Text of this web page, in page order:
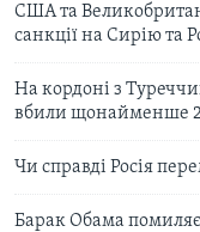
США та
санкції на Сирію та
На кордоні з
вбили щонайменше
Чи справді Росія
Барак Обама